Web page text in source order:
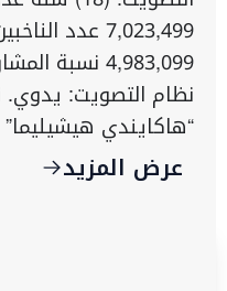
7,023,499 عدد
نظام التصويت: يدوي.
“هاكايندي هيشيليما”
عرض المزيد